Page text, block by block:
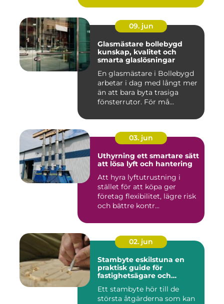
09. jun
Glasmästare bollebygd
kunskap, kvalitet och
smarta glaslösningar
En glasmästare i Bollebygd
arbetar i dag med långt mer
än att bara byta trasiga
fönsterrutor. För må...
03. jun
Uthyrning ett smartare sätt
att lösa lyft och hantering
Att hyra lyftutrustning i
stället för att köpa ger
företag flexibilitet, lägre risk
och bättre kontr...
02. jun
Stambyte eskilstuna en
praktisk guide för
fastighetsägare och
Ett stambyte hör till de
största åtgärderna som kan